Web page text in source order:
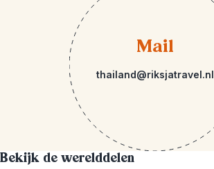
Mail
thailand@riksjatravel.nl
Bekijk de werelddelen